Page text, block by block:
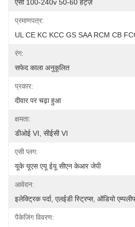
एसी 100-240v 50-60 हर्ट्ज़
प्रमाणपत्र:
UL CE KC KCC GS SAA RCM CB
रंग:
सफेद काला अनुकूलित
प्रकार:
दीवार पर चढ़ा हुआ
क्षमता:
डीओई VI, सीईसी VI
एसी प्लग:
यूके यूएस एयू ईयू सीएन केआर जेपी
आवेदन:
इलेक्ट्रिक पर्दा, एलईडी स्ट्रिप्स, ऑडियो
पैकेजिंग विवरण: